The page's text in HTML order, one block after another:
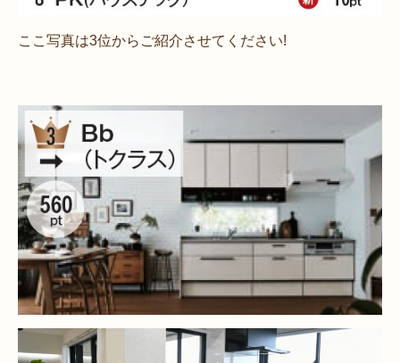
ここ写真は3位からご紹介させてください!